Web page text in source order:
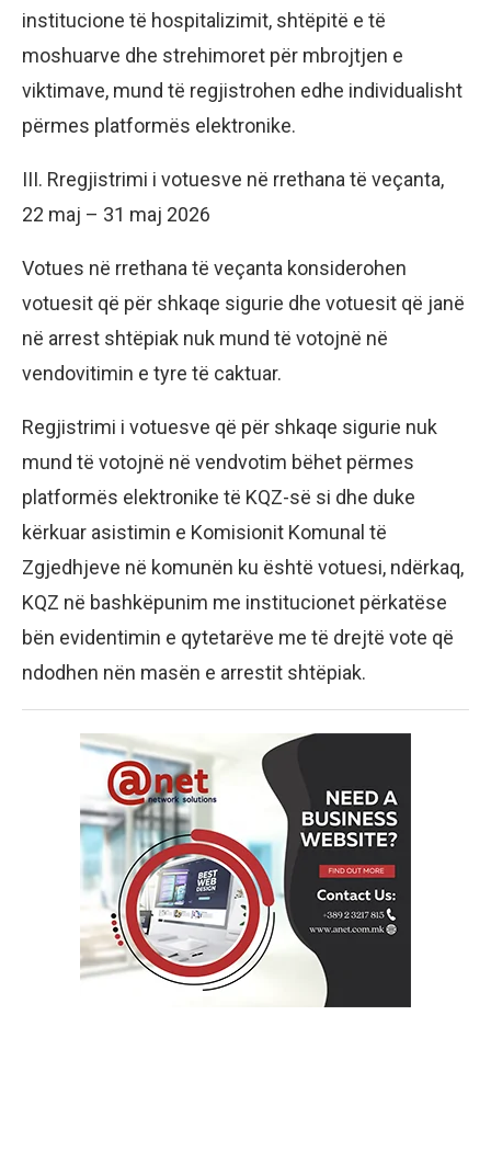
institucione të hospitalizimit, shtëpitë e të
moshuarve dhe strehimoret për mbrojtjen e
viktimave, mund të regjistrohen edhe individualisht
përmes platformës elektronike.
III. Rregjistrimi i votuesve në rrethana të veçanta,
22 maj – 31 maj 2026
Votues në rrethana të veçanta konsiderohen
votuesit që për shkaqe sigurie dhe votuesit që janë
në arrest shtëpiak nuk mund të votojnë në
vendovitimin e tyre të caktuar.
Regjistrimi i votuesve që për shkaqe sigurie nuk
mund të votojnë në vendvotim bëhet përmes
platformës elektronike të KQZ-së si dhe duke
kërkuar asistimin e Komisionit Komunal të
Zgjedhjeve në komunën ku është votuesi, ndërkaq,
KQZ në bashkëpunim me institucionet përkatëse
bën evidentimin e qytetarëve me të drejtë vote që
ndodhen nën masën e arrestit shtëpiak.